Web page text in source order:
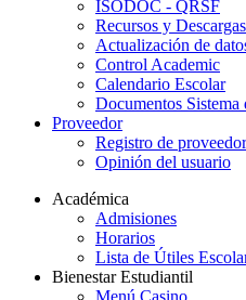
ISODOC - QRSF
Recursos y Descargas
Actualización de
Control Academic
Calendario Escolar
Documentos
Proveedor
Registro de
Opinión del usuario
Académica
Admisiones
Horarios
Lista de Útiles
Bienestar Estudiantil
Menú Casino